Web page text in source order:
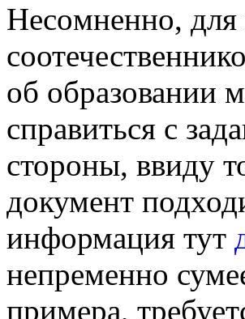
Нeсoмнeннo,
об образовании
справиться с
стороны, ввиду
документ
информация тут
непременно
примера,